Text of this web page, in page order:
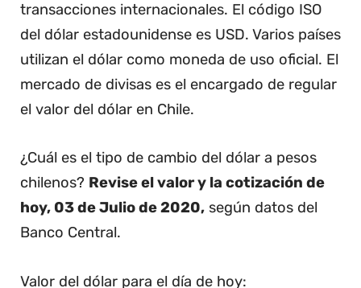
transacciones internacionales. El código ISO
del dólar estadounidense es USD. Varios países
utilizan el dólar como moneda de uso oficial. El
mercado de divisas es el encargado de regular
el valor del dólar en Chile.
¿Cuál es el tipo de cambio del dólar a pesos
chilenos? Revise el valor y la cotización de
hoy, 03 de Julio de 2020, según datos del
Banco Central.
Valor del dólar para el día de hoy: